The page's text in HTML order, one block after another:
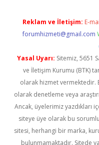
Reklam ve İletişim: E-
forumhizmeti@gmail.com
Yasal Uyarı: Sitemiz, 5651
ve İletişim Kurumu (BTK)
olarak hizmet
olarak denetleme veya
Ancak, üyelerimiz yazdıkları
siteye üye olarak bu
sitesi, herhangi bir marka,
bulunmamaktadır. Sitede